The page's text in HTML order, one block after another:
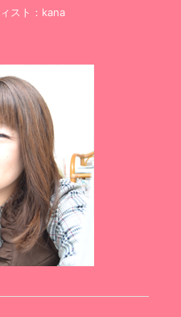
スト：kana